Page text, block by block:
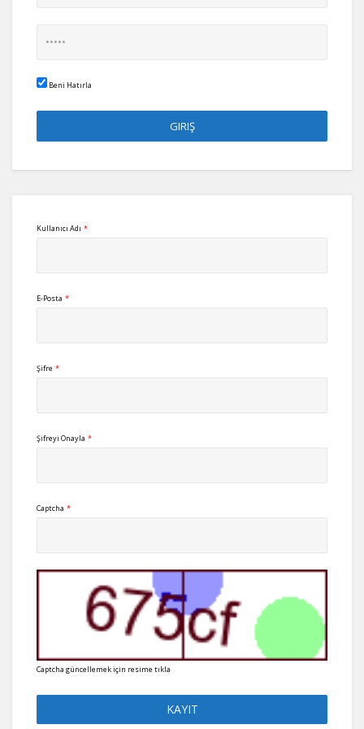
Beni Hatırla
Kullanıcı Adı *
E-Posta *
Şifre *
Şifreyi Onayla *
Captcha *
Captcha güncellemek için resime tıkla